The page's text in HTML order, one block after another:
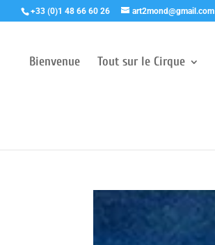
+33 (0)1 48 66 60 26 art2mond@gmail.com
Bienvenue Tout sur le Cirque